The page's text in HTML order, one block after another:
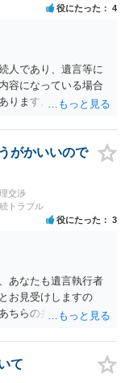
役にたった 4
人であり、遺言等に
容になっている場合
ります。ただし、
があります。相続登
った日から３年以内
請求は、相続開始お
知った時から１年で
経過すると、認識の
ご両親の死亡を最近
ます。ただし、死亡
に戸籍、遺言の有
た方がよいでしょ
いる場合、遺言があ
、奥様の署名押印が
整理すべき場合もあ
固定資産評価証明
談した方がよいと思
がかいいので
交渉
トラブル
役にたった 3
あなたも遺言執行者
お見受けしますの
ちらの弁護士」（元
て